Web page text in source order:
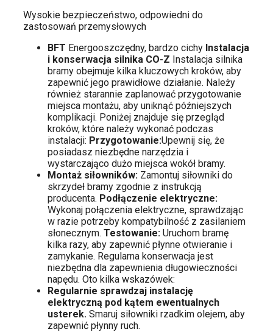
Wysokie bezpieczeństwo, odpowiedni do
zastosowań przemysłowych
BFT Energooszczędny, bardzo cichy Instalacja
i konserwacja silnika CO-Z Instalacja silnika
bramy obejmuje kilka kluczowych kroków, aby
zapewnić jego prawidłowe działanie. Należy
również starannie zaplanować przygotowanie
miejsca montażu, aby uniknąć późniejszych
komplikacji. Poniżej znajduje się przegląd
kroków, które należy wykonać podczas
instalacji: Przygotowanie:Upewnij się, że
posiadasz niezbędne narzędzia i
wystarczająco dużo miejsca wokół bramy.
Montaż siłowników: Zamontuj siłowniki do
skrzydeł bramy zgodnie z instrukcją
producenta. Podłączenie elektryczne:
Wykonaj połączenia elektryczne, sprawdzając
w razie potrzeby kompatybilność z zasilaniem
słonecznym. Testowanie: Uruchom bramę
kilka razy, aby zapewnić płynne otwieranie i
zamykanie. Regularna konserwacja jest
niezbędna dla zapewnienia długowieczności
napędu. Oto kilka wskazówek:
Regularnie sprawdzaj instalację
elektryczną pod kątem ewentualnych
usterek. Smaruj siłowniki rzadkim olejem, aby
zapewnić płynny ruch.